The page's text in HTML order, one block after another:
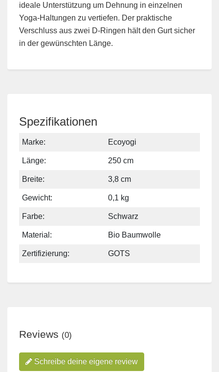
ideale Unterstützung um Dehnung in einzelnen
Yoga-Haltungen zu vertiefen. Der praktische
Verschluss aus zwei D-Ringen hält den Gurt sicher
in der gewünschten Länge.
Spezifikationen
Marke: Ecoyogi
Länge: 250 cm
Breite: 3,8 cm
Gewicht: 0,1 kg
Farbe: Schwarz
Material: Bio Baumwolle
Zertifizierung: GOTS
Reviews (0)
Schreibe deine eigene review